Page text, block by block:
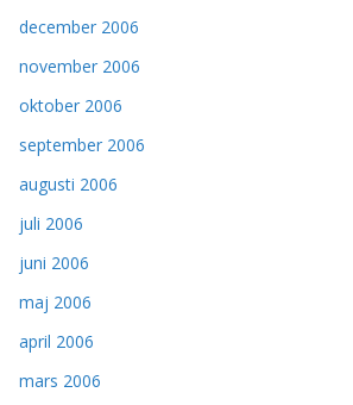
december 2006
november 2006
oktober 2006
september 2006
augusti 2006
juli 2006
juni 2006
maj 2006
april 2006
mars 2006